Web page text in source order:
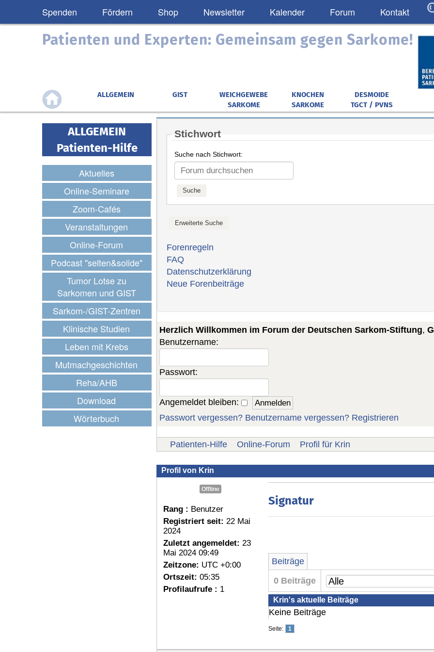
Spenden Fördern Shop Newsletter Kalender Forum Kontakt
Patienten und Experten: Gemeinsam gegen Sarkome!
ALLGEMEIN GIST
WEICHGEWEBE
SARKOME
KNOCHEN
SARKOME
DESMOIDE
TGCT / PVNS
ALLGEMEIN
Patienten-Hilfe
Aktuelles
Online-Seminare
Zoom-Cafés
Veranstaltungen
Online-Forum
Podcast "selten&solide"
Tumor Lotse zu
Sarkomen und GIST
Sarkom-/GIST-Zentren
Klinische Studien
Leben mit Krebs
Mutmachgeschichten
Reha/AHB
Download
Wörterbuch
Stichwort
Suche nach Stichwort:
Forenregeln
FAQ
Datenschutzerklärung
Neue Forenbeiträge
Herzlich Willkommen im Forum der Deutschen Sarkom-Stiftung,
Benutzername:
Passwort:
Angemeldet bleiben:
Passwort vergessen? Benutzername vergessen? Registrieren
Patienten-Hilfe Online-Forum Profil für Krin
Profil von Krin
Offline
Rang : Benutzer
Registriert seit: 22 Mai
2024
Zuletzt angemeldet: 23
Mai 2024 09:49
Zeitzone: UTC +0:00
Ortszeit: 05:35
Profilaufrufe : 1
Signatur
Beiträge
0 Beiträge
Krin's aktuelle Beiträge
Keine Beiträge
Seite: 1